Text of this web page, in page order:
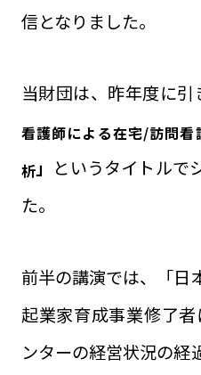
信となりました。
当財団は、昨年度に引
看護師による在宅/訪問
析」 というタイトルで
た。
前半の講演では、「日
起業家育成事業修了
ンターの経営状況の経